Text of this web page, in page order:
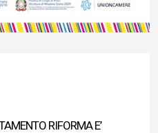
RIFORMA E’